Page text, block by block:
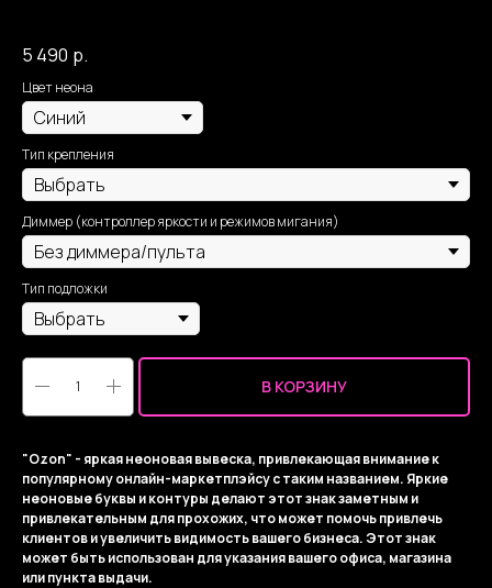
5 490 р.
Цвет неона
Тип крепления
Диммер (контроллер яркости и режимов мигания)
Тип подложки
В КОРЗИНУ
"Ozon" - яркая неоновая вывеска, привлекающая внимание к
популярному онлайн-маркетплэйсу с таким названием. Яркие
неоновые буквы и контуры делают этот знак заметным и
привлекательным для прохожих, что может помочь привлечь
клиентов и увеличить видимость вашего бизнеса. Этот знак
может быть использован для указания вашего офиса, магазина
или пункта выдачи.